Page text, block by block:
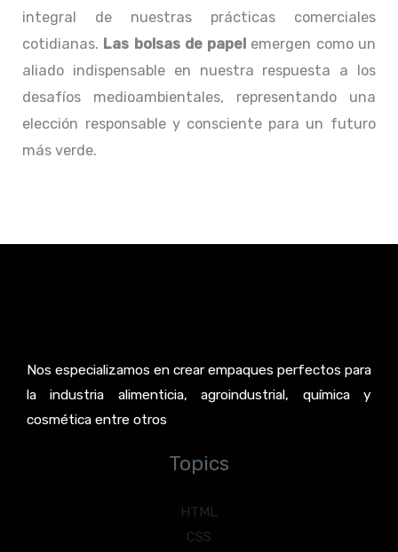
integral de nuestras prácticas comerciales
cotidianas. Las bolsas de papel emergen como un
aliado indispensable en nuestra respuesta a los
desafíos medioambientales, representando una
elección responsable y consciente para un futuro
más verde.
Nos especializamos en crear empaques perfectos para
la industria alimenticia, agroindustrial, química y
cosmética entre otros
Topics
HTML
CSS